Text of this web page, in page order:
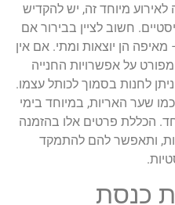
מיוחד זה, יש להקדיש
חשוב לציין בבירור אם
הן יוצאות ומתי. אם אין
על אפשרויות החנייה
לחנות בסמוך לכותל עצמו.
שער האריות, במיוחד בימי
הכללת פרטים אלו בהזמנה
ותאפשר להם להתמקד
כנסת